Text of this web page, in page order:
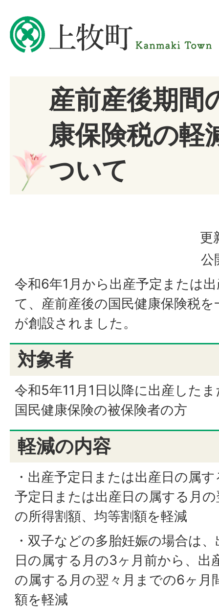
産前産後期間
康保険税の軽
ついて
更
公
令和6年1月から出産予定または
て、産前産後の国民健康保険税
が創設されました。
対象者
令和5年11月1日以降に出産した
国民健康保険の被保険者の方
軽減の内容
・出産予定日または出産日の属
予定日または出産日の属する月
の所得割額、均等割額を軽減
・双子などの多胎妊娠の場合は
日の属する月の3ヶ月前から、出
の属する月の翌々月までの6ヶ月
額を軽減